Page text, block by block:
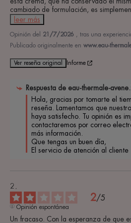
cambiado de formulación, es
leer más
Opinión del 21/7/2026 , tras una
Publicado originalmente en www.eau-
Ver reseña original Informe
Respuesta de eau-thermale-
Hola, gracias por tomarte el
reseña. Lamentamos que
haya satisfecho. Tu opinión es
contactaremos por correo
más información.
Que tengas un buen día,
El servicio de atención al cliente
2/5
Opinión espontánea
Un fracaso. Con la esperanza de que